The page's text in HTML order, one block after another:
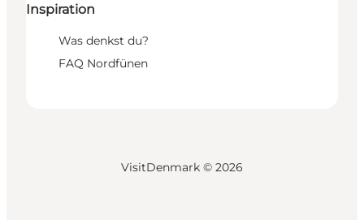
Inspiration
Was denkst du?
FAQ Nordfünen
VisitDenmark © 2026